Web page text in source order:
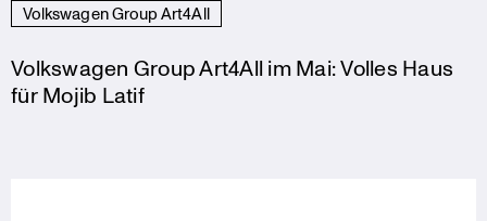
Volkswagen Group Art4All
Volkswagen Group Art4All im Mai: Volles Haus
für Mojib Latif